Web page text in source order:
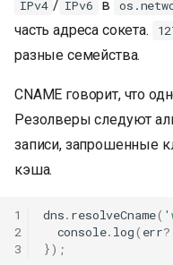
IPv4 / IPv6 в
часть адреса сокета.
разные семейства.
CNAME говорит, что
Резолверы следуют
записи, запрошенные
кэша.
1
2
3
dns. resolveCname(
console. log( err?
});